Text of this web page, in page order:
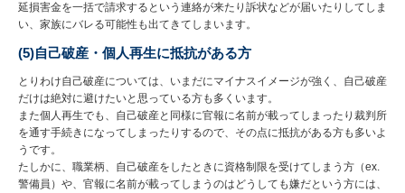
延損害金を一括で請求するという連絡が来たり訴状などが届いたりしてしま
い、家族にバレる可能性も出てきてしまいます。
(5)自己破産・個人再生に抵抗がある方
とりわけ自己破産については、いまだにマイナスイメージが強く、自己破産
だけは絶対に避けたいと思っている方も多くいます。
また個人再生でも、自己破産と同様に官報に名前が載ってしまったり裁判所
を通す手続きになってしまったりするので、その点に抵抗がある方も多いよ
うです。
たしかに、職業柄、自己破産をしたときに資格制限を受けてしまう方（ex.
警備員）や、官報に名前が載ってしまうのはどうしても嫌だという方には、